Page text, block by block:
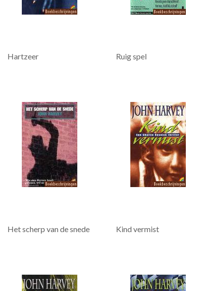
Hartzeer Ruig spel
Het scherp van de snede Kind vermist